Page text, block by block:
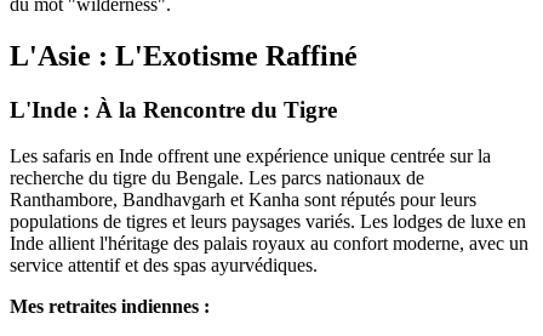
L'Asie : L'Exotisme Raffiné
L'Inde : À la Rencontre du Tigre
Les safaris en Inde offrent une expérience unique centrée sur la
recherche du tigre du Bengale. Les parcs nationaux de
Ranthambore, Bandhavgarh et Kanha sont réputés pour leurs
populations de tigres et leurs paysages variés. Les lodges de luxe en
Inde allient l'héritage des palais royaux au confort moderne, avec un
service attentif et des spas ayurvédiques.
Mes retraites indiennes :